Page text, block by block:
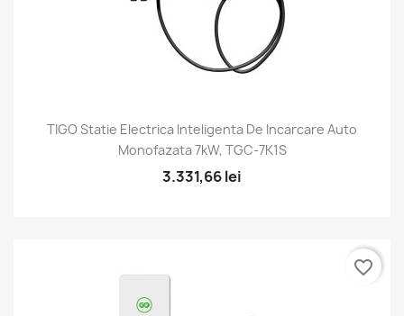
TIGO Statie Electrica Inteligenta De Incarcare Auto
Monofazata 7kW, TGC-7K1S
3.331,66 lei
favorite_border